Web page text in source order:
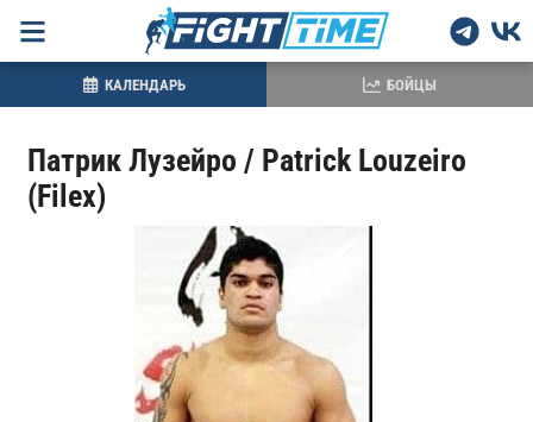
Патрик Лузейро / Patrick Louzeiro
(Filex)
КАЛЕНДАРЬ БОЙЦЫ